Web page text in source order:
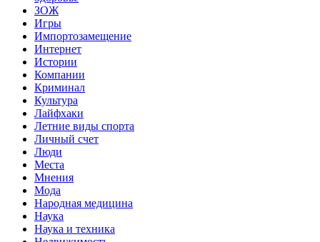
ЗОЖ
Игры
Импортозамещение
Интернет
Истории
Компании
Криминал
Культура
Лайфхаки
Летние виды спорта
Личный счет
Люди
Места
Мнения
Мода
Народная медицина
Наука
Наука и техника